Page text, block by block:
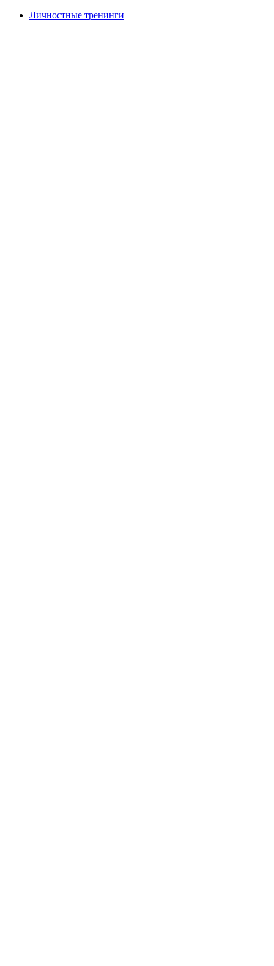
Личностные тренинги